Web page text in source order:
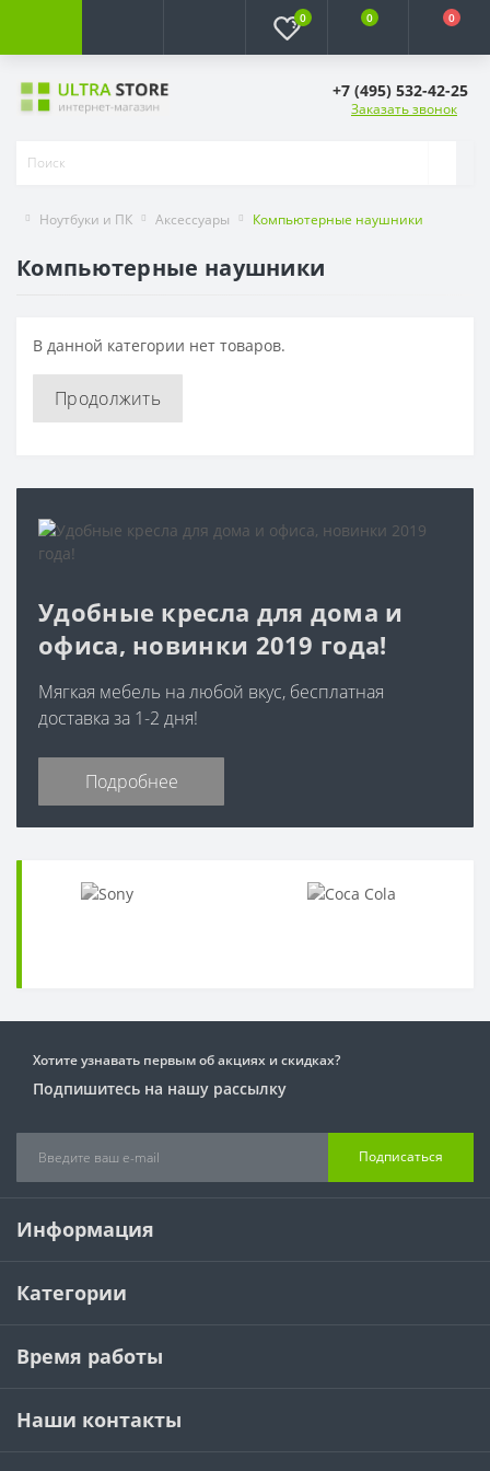
0 0 0
+7 (495) 532-42-25
Заказать звонок
Ноутбуки и ПК Аксессуары Компьютерные наушники
Компьютерные наушники
В данной категории нет товаров.
Продолжить
Удобные кресла для дома и
офиса, новинки 2019 года!
Мягкая мебель на любой вкус, бесплатная
доставка за 1-2 дня!
Подробнее
Хотите узнавать первым об акциях и скидках?
Подпишитесь на нашу рассылку
Подписаться
Информация
Категории
Время работы
Наши контакты